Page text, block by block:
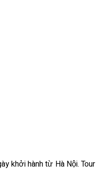
khởi hành từ Hà Nội. Tour